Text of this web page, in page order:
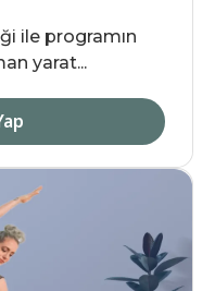
ile programın
yarat...